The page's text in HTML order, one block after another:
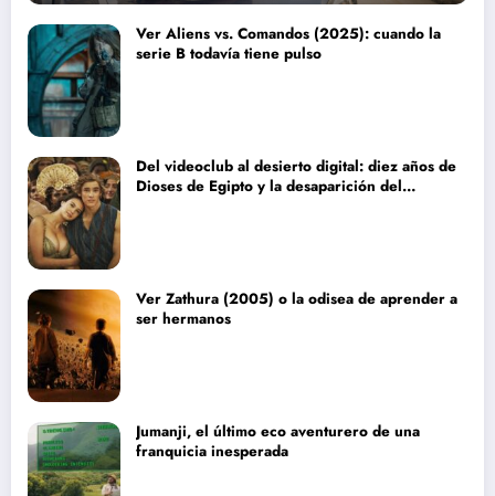
Ver Aliens vs. Comandos (2025): cuando la
serie B todavía tiene pulso
Del videoclub al desierto digital: diez años de
Dioses de Egipto y la desaparición del
Ver Zathura (2005) o la odisea de aprender a
ser hermanos
Jumanji, el último eco aventurero de una
franquicia inesperada